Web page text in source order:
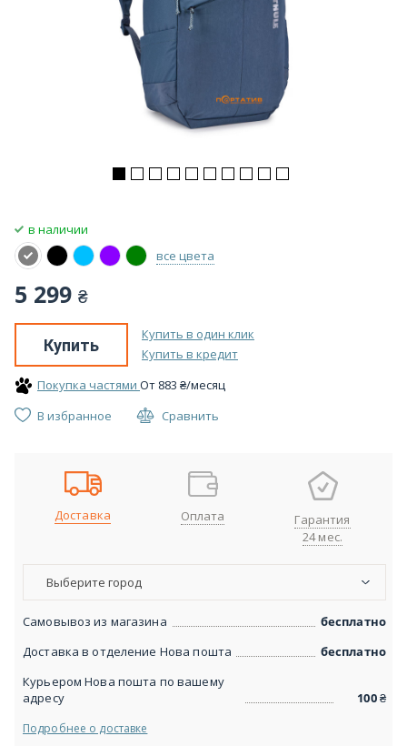
в наличии
все цвета
5 299 ₴
Купить
Купить в один клик
Купить в кредит
Покупка частями От 883 ₴/месяц
В избранное
Сравнить
Доставка Оплата
Гарантия
24 мес.
Выберите город
Самовывоз из магазина
бесплатно
Доставка в отделение Нова пошта
бесплатно
Курьером Нова пошта по вашему
адресу
100₴
Подробнее о доставке